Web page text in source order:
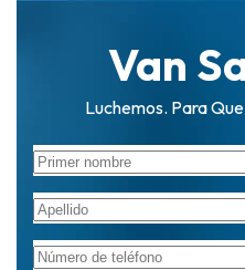
Van
Luchemos. Para